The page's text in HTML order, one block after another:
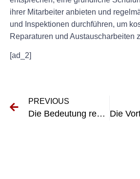
ihrer Mitarbeiter anbieten und
und Inspektionen durchführen, um
Reparaturen und Austauscharbeiten
[ad_2]
PREVIOUS
Die Bedeutung regelmäßiger elektrischer Tests für ortsfeste Geräte